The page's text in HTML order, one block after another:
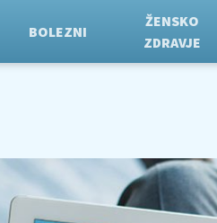
BOLEZNI
ŽENSKO
ZDRAVJE